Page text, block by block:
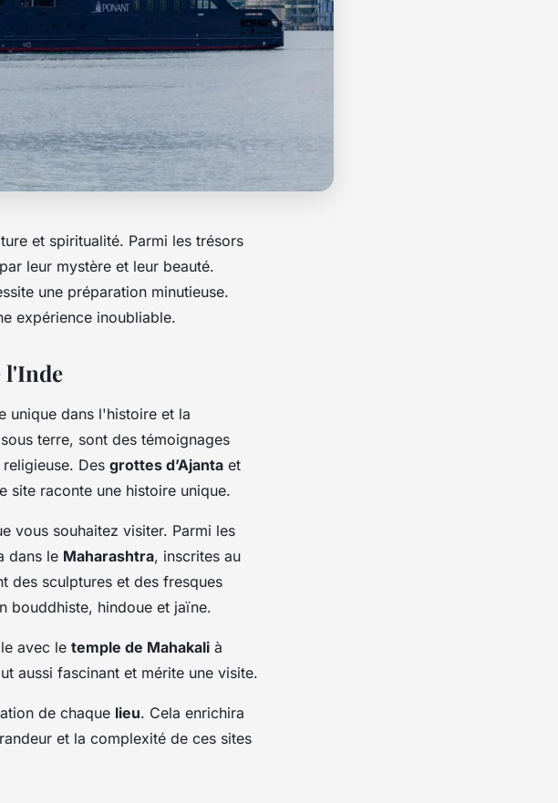
et spiritualité. Parmi les trésors
leur mystère et leur beauté.
une préparation minutieuse.
expérience inoubliable.
l'Inde
unique dans l'histoire et la
terre, sont des témoignages
Des grottes d’Ajanta et
site raconte une histoire unique.
vous souhaitez visiter. Parmi les
dans le Maharashtra, inscrites au
des sculptures et des fresques
bouddhiste, hindoue et jaïne.
avec le temple de Mahakali à
aussi fascinant et mérite une visite.
de chaque lieu. Cela enrichira
et la complexité de ces sites